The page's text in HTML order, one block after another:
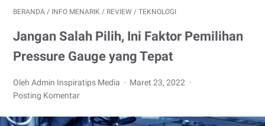
BERANDA / INFO MENARIK / REVIEW / TEKNOLOGI
Jangan Salah Pilih, Ini Faktor Pemilihan
Pressure Gauge yang Tepat
Oleh Admin Inspiratips Media
Maret 23, 2022
Posting Komentar